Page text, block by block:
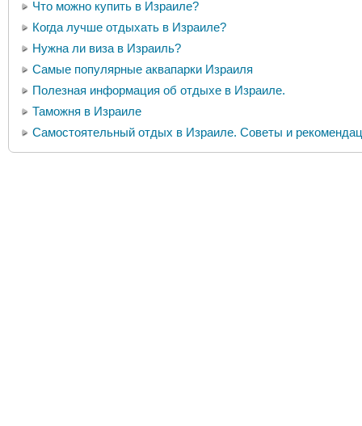
Что можно купить в Израиле?
Когда лучше отдыхать в Израиле?
Нужна ли виза в Израиль?
Самые популярные аквапарки Израиля
Полезная информация об отдыхе в Израиле.
Таможня в Израиле
Самостоятельный отдых в Израиле. Советы и